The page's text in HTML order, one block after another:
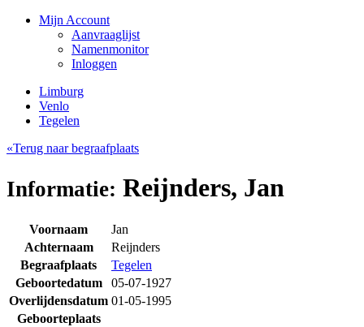
Mijn Account
Aanvraaglijst
Namenmonitor
Inloggen
Limburg
Venlo
Tegelen
«Terug naar begraafplaats
Informatie: Reijnders, Jan
Voornaam
Jan
Achternaam
Reijnders
Begraafplaats
Tegelen
Geboortedatum
05-07-1927
Overlijdensdatum 01-05-1995
Geboorteplaats